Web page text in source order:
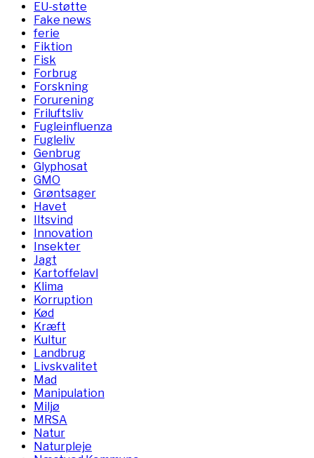
EU-støtte
Fake news
ferie
Fiktion
Fisk
Forbrug
Forskning
Forurening
Friluftsliv
Fugleinfluenza
Fugleliv
Genbrug
Glyphosat
GMO
Grøntsager
Havet
Iltsvind
Innovation
Insekter
Jagt
Kartoffelavl
Klima
Korruption
Kød
Kræft
Kultur
Landbrug
Livskvalitet
Mad
Manipulation
Miljø
MRSA
Natur
Naturpleje